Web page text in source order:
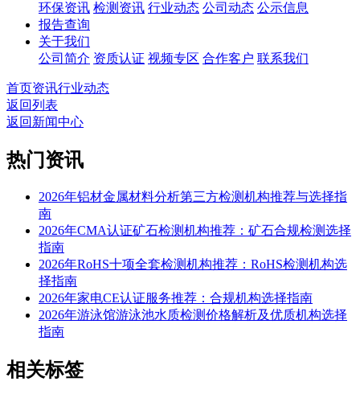
环保资讯 检测资讯 行业动态 公司动态 公示信息
报告查询
关于我们
公司简介 资质认证 视频专区 合作客户 联系我们
首页资讯行业动态
返回列表
返回新闻中心
热门资讯
2026年铝材金属材料分析第三方检测机构推荐与选择指
南
2026年CMA认证矿石检测机构推荐：矿石合规检测选择
指南
2026年RoHS十项全套检测机构推荐：RoHS检测机构选
择指南
2026年家电CE认证服务推荐：合规机构选择指南
2026年游泳馆游泳池水质检测价格解析及优质机构选择
指南
相关标签